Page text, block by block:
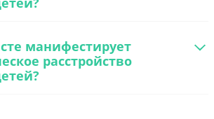
манифестирует
расстройство